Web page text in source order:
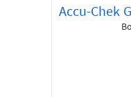
Accu-Chek